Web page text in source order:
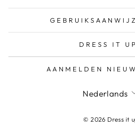
DRESS IT UP
AANMELDEN
Nederlands
© 2026 Dress it